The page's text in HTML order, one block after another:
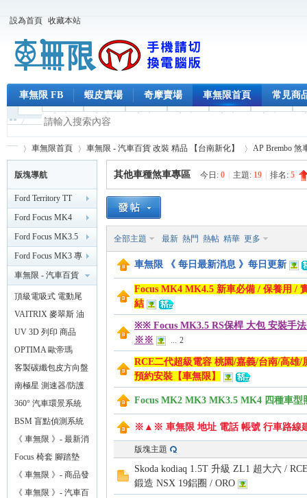
設為首頁 收藏本站
車無限 FB 蝦皮賣場 奇摩賣場 車無限首頁 常見商
車 »
車無限首頁
›
車無限 - 汽車百貨 改裝 精品 【台南新化】 AP Brembo 煞
版塊導航
Ford Territory TT
Ford Focus MK4
MK4.5 專區
（2019/2 後）
Ford Focus MK3.5
專區 （2015/11 後）
Ford Focus MK3 專
區 （2014）
車無限 - 汽車百貨
改裝 精品 【台南新
化】
頂級電吸式 電動尾
門
VAITRIX 麥翠斯 油
門優化控制器
UV 3D 列印 商品
OPTIMA 歐帝瑪
AMG 最強汽車電池
客製碳纖包皮方向盤
【車無限】
南極星 測速器/防護
罩
360° 汽車環景系統
BSM 盲點偵測系統
鏡片款
《 車無限 》- 最新消
息
Focus 椅套 腳踏墊
《 車無限 》- 商品發
布《 車無限 》- 汽車百
其他車種煞車專區 今日: 0 主題: 19 排名: 5
全部主題 最新 熱門 熱帖 精華 更多
車無限 《 每日最新消息 》每日更新
Focus MK4 MK4.5 新車必備 / 保養用 /
結
※※ Focus MK3.5 RS保桿 大包 安裝手
※※
... 2
RCE二代超級電容 桃園/嘉義/台南/高雄/
預約安裝【車無限】
Focus MK2 MK3 MK3.5 MK4 四種車型
※▲※ 車無限 地址 電話 帳號 行車路
版塊主題
Skoda kodiaq 1.5T 升級 ZL1 超大六 /
鍛造 NSX 19鋁圈 / ORO